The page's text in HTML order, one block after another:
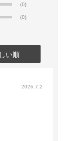
(0)
(0)
い順
2026.7.2